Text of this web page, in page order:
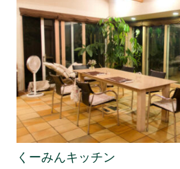
くーみんキッチン